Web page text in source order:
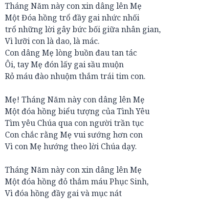
Tháng Năm này con xin dâng lên Mẹ
Một Đóa hồng trổ đầy gai nhức nhối
trổ những lời gây bức bối giữa nhân gian,
Vì lưỡi con là dao, là mác.
Con dâng Mẹ lòng buồn đau tan tác
Ôi, tay Mẹ đón lấy gai sầu muộn
Rỏ máu đào nhuộm thắm trái tim con.
Mẹ! Tháng Năm này con dâng lên Mẹ
Một đóa hồng biểu tượng của Tình Yêu
Tìm yêu Chúa qua con người trần tục
Con chắc rằng Mẹ vui sướng hơn con
Vì con Mẹ hướng theo lời Chúa dạy.
Tháng Năm này con xin dâng lên Mẹ
Một đóa hồng đỏ thắm máu Phục Sinh,
Vì đóa hồng đầy gai và mục nát